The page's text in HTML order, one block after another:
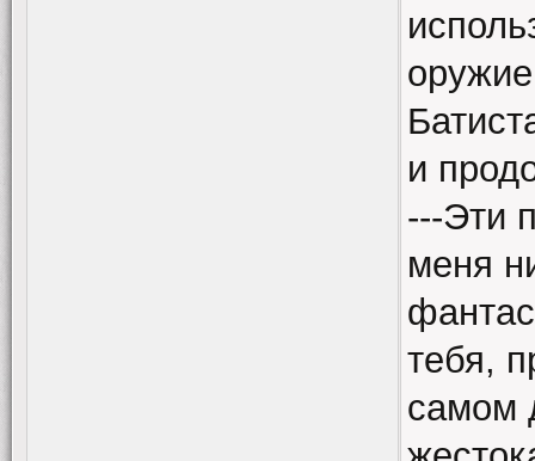
и
---Эти
меня
тебя,
самом